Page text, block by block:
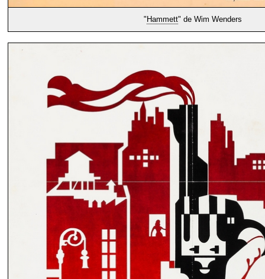
"Hammett" de Wim Wenders